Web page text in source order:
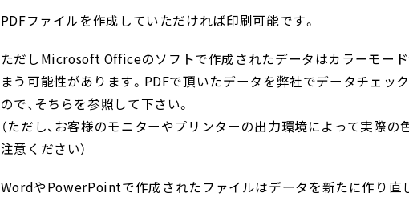
PDFファイルを作成していただければ印刷可能です。
ただしMicrosoft Officeのソフトで作成されたデータはカラーモー
まう可能性があります。PDFで頂いたデータを弊社でデータチェッ
ので、そちらを参照して下さい。
（ただし、お客様のモニターやプリンターの出力環境によって実際
注意ください）
WordやPowerPointで作成されたファイルはデータを新たに作り直